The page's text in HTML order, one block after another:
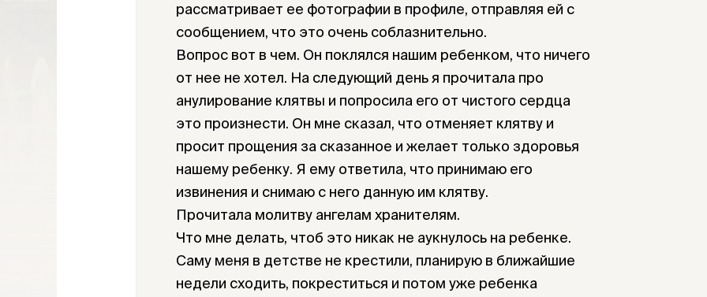
рассматривает ее фотографии в профиле, отправляя ей с
сообщением, что это очень соблазнительно.
Вопрос вот в чем. Он поклялся нашим ребенком, что ничего
от нее не хотел. На следующий день я прочитала про
анулирование клятвы и попросила его от чистого сердца
это произнести. Он мне сказал, что отменяет клятву и
просит прощения за сказанное и желает только здоровья
нашему ребенку. Я ему ответила, что принимаю его
извинения и снимаю с него данную им клятву.
Прочитала молитву ангелам хранителям.
Что мне делать, чтоб это никак не аукнулось на ребенке.
Саму меня в детстве не крестили, планирую в ближайшие
недели сходить, покреститься и потом уже ребенка